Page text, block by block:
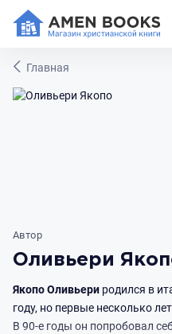
Главная
Автор
Оливьери
Якопо Оливьери родился в
году, но первые несколько
В 90-е годы он попробовал